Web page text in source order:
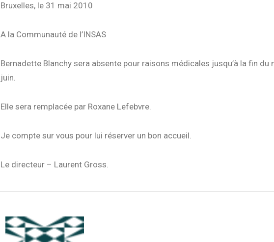
Bruxelles, le 31 mai 2010
A la Communauté de l’INSAS
Bernadette Blanchy sera absente pour raisons médicales jusqu’à la fin du
juin.
Elle sera remplacée par Roxane Lefebvre.
Je compte sur vous pour lui réserver un bon accueil.
Le directeur – Laurent Gross.